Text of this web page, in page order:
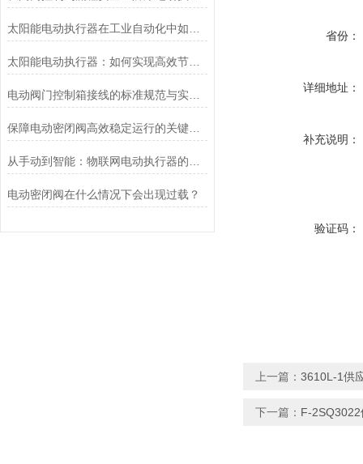
太阳能电动执行器：如何实现高效节能的自动化控制？
保障电动密闭阀高效稳定运行的关键举措
电动密闭阀在什么情况下会出现过载？
省份：
详细地址：
补充说明：
验证码：
上一篇： 3610L-1供
下一篇： F-